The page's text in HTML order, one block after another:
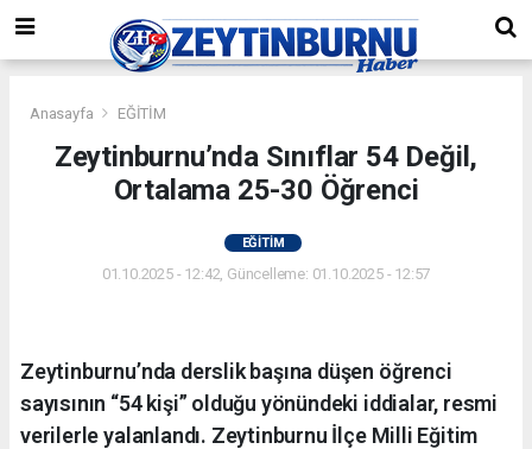
Anasayfa EĞİTİM
Zeytinburnu’nda Sınıflar 54 Değil,
Ortalama 25-30 Öğrenci
EĞİTİM
01.10.2025 - 12:42, Güncelleme: 01.10.2025 - 12:57
Zeytinburnu’nda derslik başına düşen öğrenci
sayısının “54 kişi” olduğu yönündeki iddialar, resmi
verilerle yalanlandı. Zeytinburnu İlçe Milli Eğitim